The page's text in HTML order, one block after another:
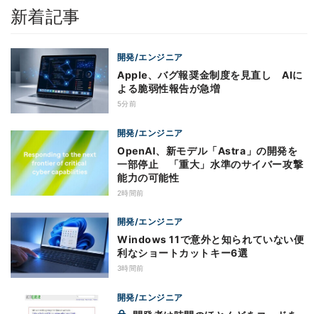
新着記事
開発/エンジニア
Apple、バグ報奨金制度を見直し AIに
よる脆弱性報告が急増
5分前
開発/エンジニア
OpenAI、新モデル「Astra」の開発を
一部停止 「重大」水準のサイバー攻撃
能力の可能性
2時間前
開発/エンジニア
Windows 11で意外と知られていない便
利なショートカットキー6選
3時間前
開発/エンジニア